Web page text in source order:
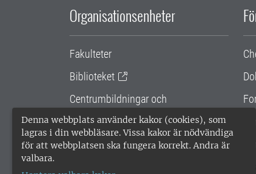
Denna webbplats använder kakor (cookies), som
lagras i din webbläsare. Vissa kakor är nödvändiga
för att webbplatsen ska fungera korrekt. Andra är
valbara.
Organisationsenheter
Fakulteter
Biblioteket
Centrumbildningar och
samarbetsprojekt
Gemensamma verksamhetsstödet